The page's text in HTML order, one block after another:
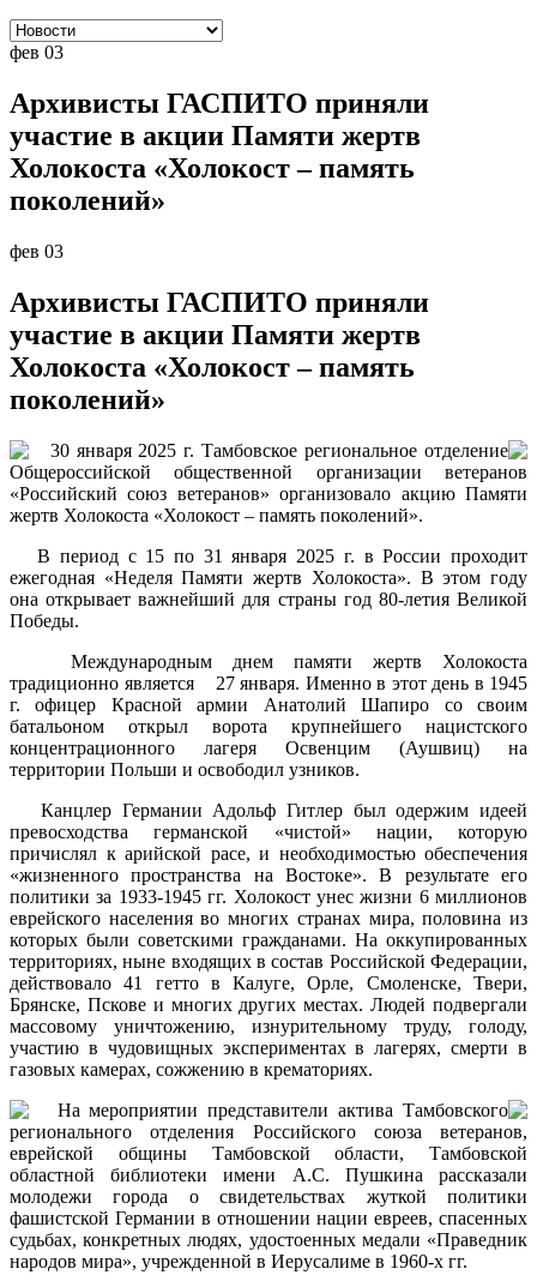
фев 03
Архивисты ГАСПИТО приняли
участие в акции Памяти жертв
Холокоста «Холокост – память
поколений»
фев 03
Архивисты ГАСПИТО приняли
участие в акции Памяти жертв
Холокоста «Холокост – память
поколений»
30 января 2025 г. Тамбовское региональное отделение
Общероссийской общественной организации ветеранов
«Российский союз ветеранов» организовало акцию Памяти
жертв Холокоста «Холокост – память поколений».
В период с 15 по 31 января 2025 г. в России проходит
ежегодная «Неделя Памяти жертв Холокоста». В этом году
она открывает важнейший для страны год 80-летия Великой
Победы.
Международным днем памяти жертв Холокоста
традиционно является 27 января. Именно в этот день в 1945
г. офицер Красной армии Анатолий Шапиро со своим
батальоном открыл ворота крупнейшего нацистского
концентрационного лагеря Освенцим (Аушвиц) на
территории Польши и освободил узников.
Канцлер Германии Адольф Гитлер был одержим идеей
превосходства германской «чистой» нации, которую
причислял к арийской расе, и необходимостью обеспечения
«жизненного пространства на Востоке». В результате его
политики за 1933-1945 гг. Холокост унес жизни 6 миллионов
еврейского населения во многих странах мира, половина из
которых были советскими гражданами. На оккупированных
территориях, ныне входящих в состав Российской Федерации,
действовало 41 гетто в Калуге, Орле, Смоленске, Твери,
Брянске, Пскове и многих других местах. Людей подвергали
массовому уничтожению, изнурительному труду, голоду,
участию в чудовищных экспериментах в лагерях, смерти в
газовых камерах, сожжению в крематориях.
На мероприятии представители актива Тамбовского
регионального отделения Российского союза ветеранов,
еврейской общины Тамбовской области, Тамбовской
областной библиотеки имени А.С. Пушкина рассказали
молодежи города о свидетельствах жуткой политики
фашистской Германии в отношении нации евреев, спасенных
судьбах, конкретных людях, удостоенных медали «Праведник
народов мира», учрежденной в Иерусалиме в 1960-х гг.